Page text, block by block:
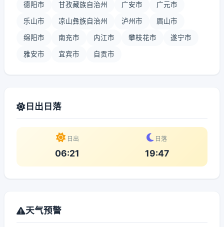
德阳市 甘孜藏族自治州 广安市 广元市
乐山市 凉山彝族自治州 泸州市 眉山市
绵阳市 南充市 内江市 攀枝花市 遂宁市
雅安市 宜宾市 自贡市
日出日落
日出
06:21
日落
19:47
天气预警